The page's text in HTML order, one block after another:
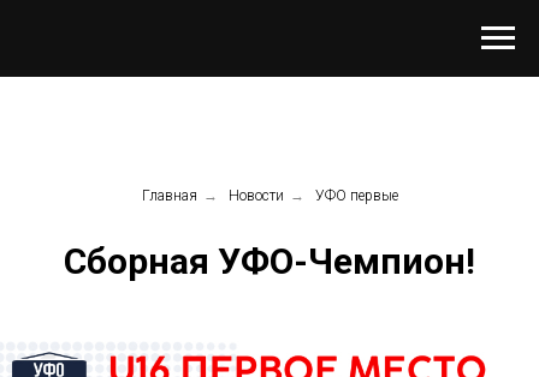
Главная → Новости → УФО первые
Сборная УФО-Чемпион!